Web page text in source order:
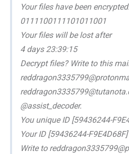
Your files have been
0111100111101011001
Your files will be lost after
4 days 23:39:15
Decrypt files? Write to this
@assist_decoder.
You unique ID [59436244-
Your ID [59436244-
Write to